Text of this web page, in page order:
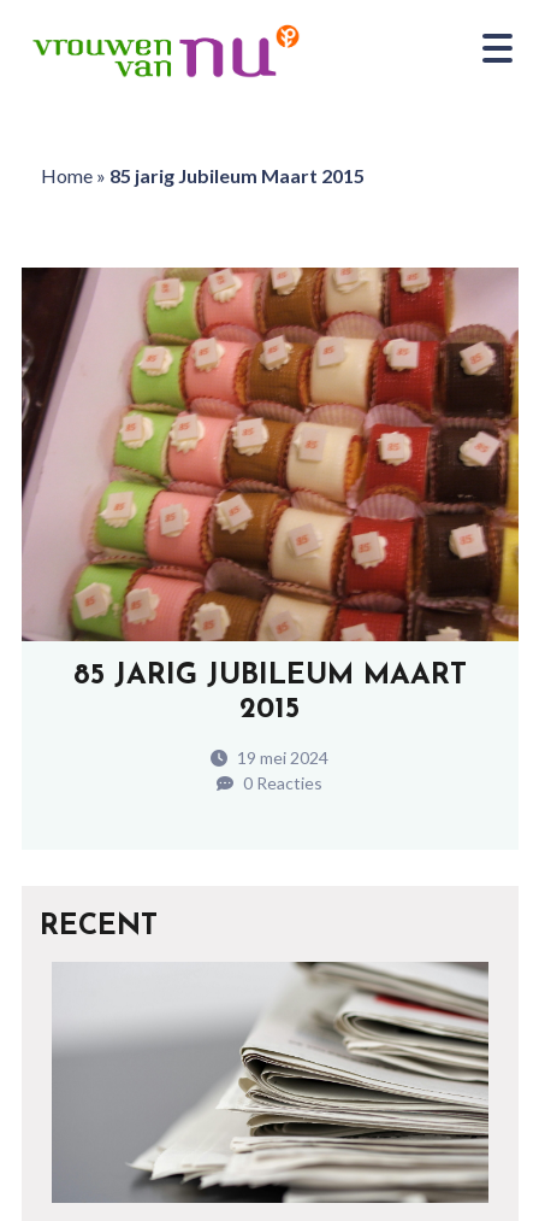
Home» 85 jarig Jubileum Maart 2015
85 JARIG JUBILEUM MAART
2015
19 mei 2024
0 Reacties
RECENT